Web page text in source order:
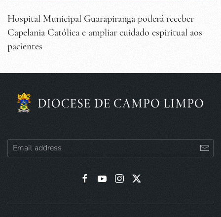
Hospital Municipal Guarapiranga poderá receber
Capelania Católica e ampliar cuidado espiritual aos
pacientes